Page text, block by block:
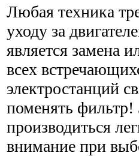
Любая техника
уходу за
является замена
всех
электростанций
поменять
производиться
внимание при